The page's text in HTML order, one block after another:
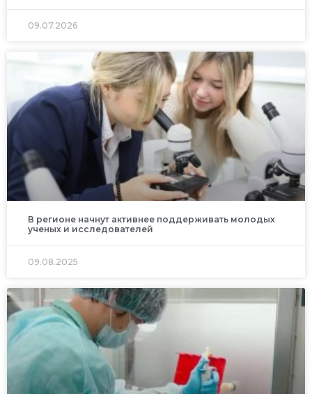
09.07.2026
В регионе начнут активнее поддерживать молодых
ученых и исследователей
09.08.2025